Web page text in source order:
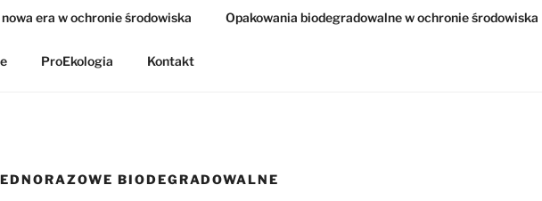
era w ochronie środowiska Opakowania biodegradowalne w ochronie środowiska
ProEkologia Kontakt
BIODEGRADOWALNE